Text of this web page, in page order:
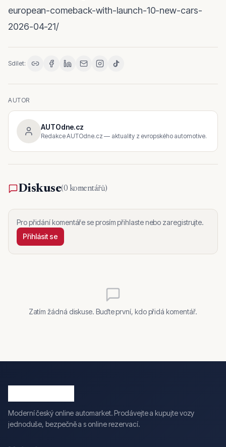
european-comeback-with-launch-10-new-cars-
2026-04-21/
Sdílet:
AUTOR
AUTOdne.cz
Redakce AUTOdne.cz — aktuality z evropského automotive.
Diskuse(0 komentářů)
Pro přidání komentáře se prosím přihlaste nebo zaregistrujte.
Přihlásit se
Zatím žádná diskuse. Buďte první, kdo přidá komentář.
Moderní český online automarket. Prodávejte a kupujte vozy
jednoduše, bezpečně a s online rezervací.